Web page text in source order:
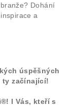
Dohání
a
úspěšných
ty začínající!
I Vás, kteří s